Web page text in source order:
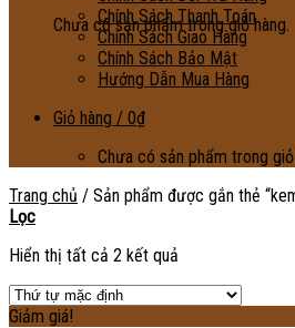
Chưa có sản phẩm trong giỏ hàng.
Chính Sách Thanh Toán
Chính Sách Giao Hàng
Chính Sách Bảo Mật
Hướng Dẫn Mua Hàng
Giỏ hàng / 0₫
Chưa có sản phẩm trong giỏ
Trang chủ / Sản phẩm được gắn thẻ
Lọc
Hiển thị tất cả 2 kết quả
Giảm giá!